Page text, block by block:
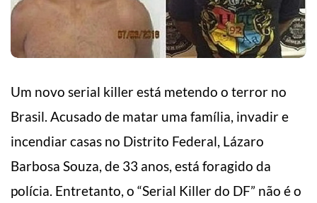
Um novo serial killer está metendo o terror no
Brasil. Acusado de matar uma família, invadir e
incendiar casas no Distrito Federal, Lázaro
Barbosa Souza, de 33 anos, está foragido da
polícia. Entretanto, o “Serial Killer do DF” não é o